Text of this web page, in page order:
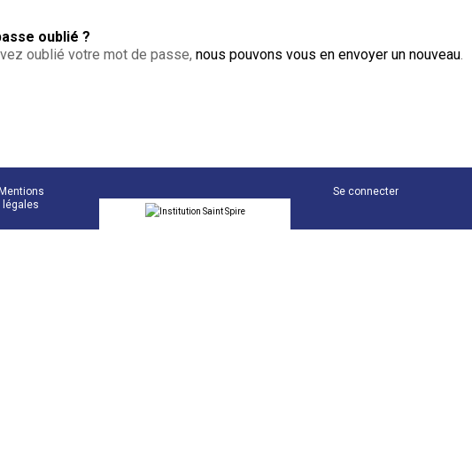
oublié ?
oublié votre mot de passe, nous pouvons vous en envoyer un nouveau.
Mentions
légales
Se connecter